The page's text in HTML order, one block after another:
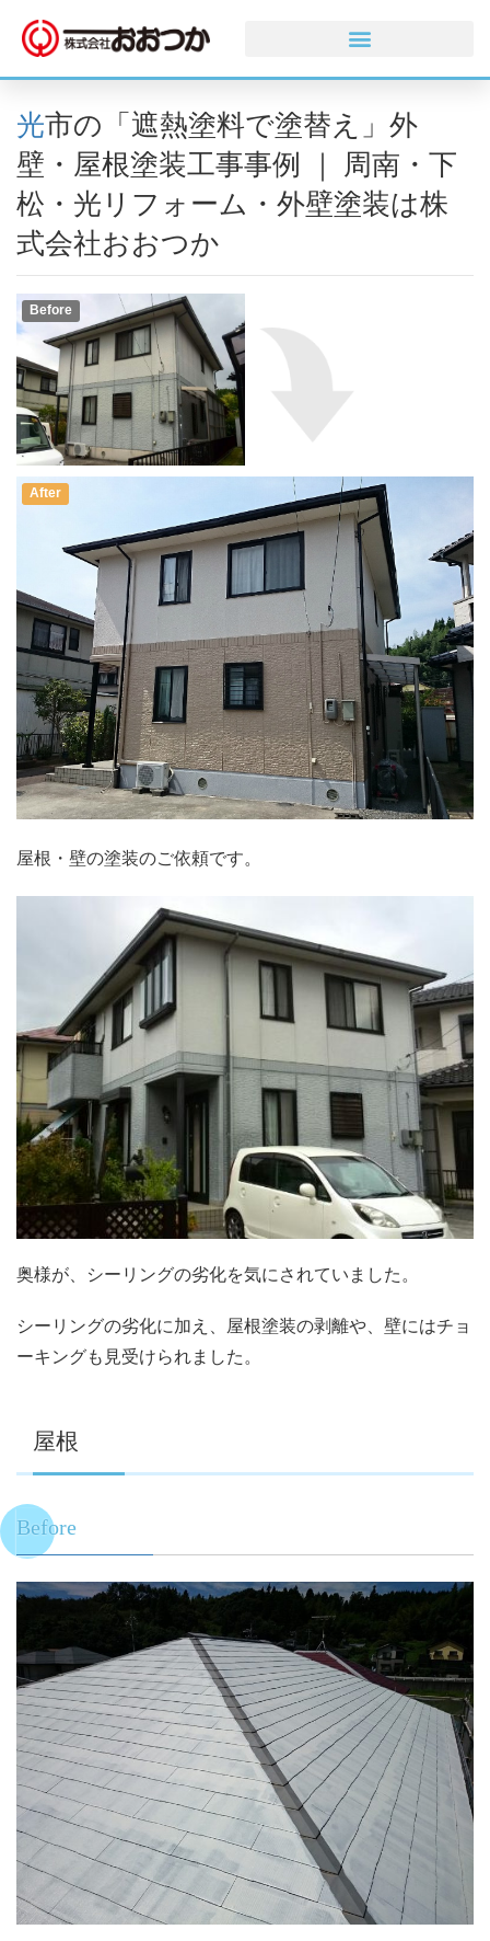
光市の「遮熱塗料で塗替え」外
壁・屋根塗装工事事例 ｜ 周南・下
松・光リフォーム・外壁塗装は株
式会社おおつか
Before
After
屋根・壁の塗装のご依頼です。
奥様が、シーリングの劣化を気にされていました。
シーリングの劣化に加え、屋根塗装の剥離や、壁にはチョ
ーキングも見受けられました。
屋根
Before